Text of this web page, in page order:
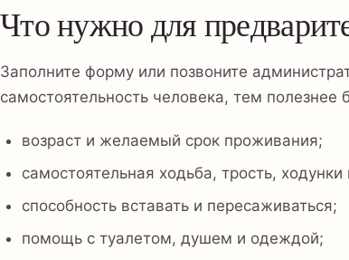
Что нужно для
Заполните форму или позвоните
самостоятельность человека, тем полезнее
возраст и желаемый срок проживания;
самостоятельная ходьба, трость, ходунки
способность вставать и пересаживаться;
помощь с туалетом, душем и одеждой;